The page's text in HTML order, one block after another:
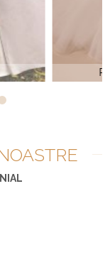
Bridal BR 840